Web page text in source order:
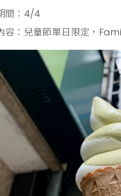
間：4/4
容：兒童節單日限定，